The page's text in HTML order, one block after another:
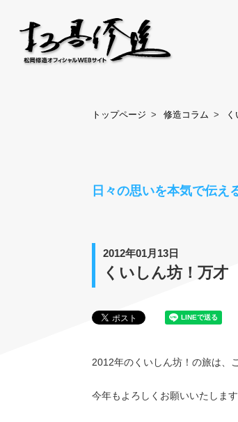
トップページ 修造コラム
日々の思いを本気で伝え
2012年01月13日
くいしん坊！万
2012年のくいしん坊！の旅は、
今年もよろしくお願いいたします